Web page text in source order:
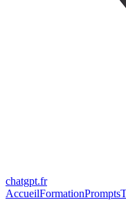
chatgpt.fr
AccueilFormationPrompts